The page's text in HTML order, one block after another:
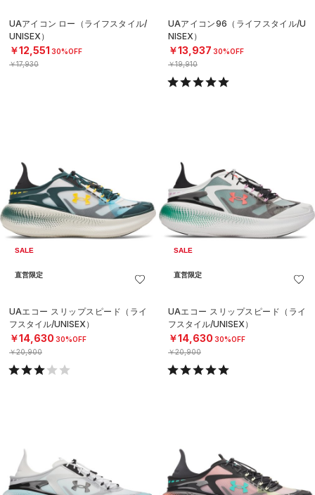
UAアイコン ロー（ライフスタイル/
UNISEX）
￥12,551 30%OFF
￥17,930
UAアイコン96（ライフスタイル/U
NISEX）
￥13,937 30%OFF
￥19,910
SALE
直営限定
UAエコー スリップスピード（ライ
フスタイル/UNISEX）
￥14,630 30%OFF
￥20,900
SALE
直営限定
UAエコー スリップスピード（ライ
フスタイル/UNISEX）
￥14,630 30%OFF
￥20,900